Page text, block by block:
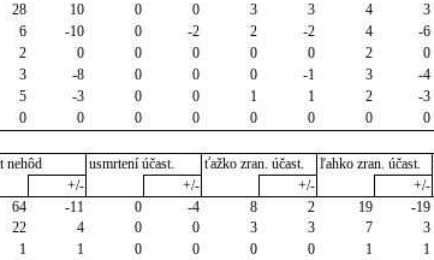
28 10 0 0 3 3 4 3
6 -10 0 -2 2 -2 4 -6
2 0 0 0 0 0 2 0
3 -8 0 0 0 -1 3 -4
5 -3 0 0 1 1 2 -3
0 0 0 0 0 0 0 0
nehôd usmrtení účast. ťažko zran. účast. ľahko zran. účast.
+/-
+/- +/- +/-
64 -11 0 -4 8 2 19 -19
22 4 0 0 3 3 7 3
1 1 0 0 0 0 1 1